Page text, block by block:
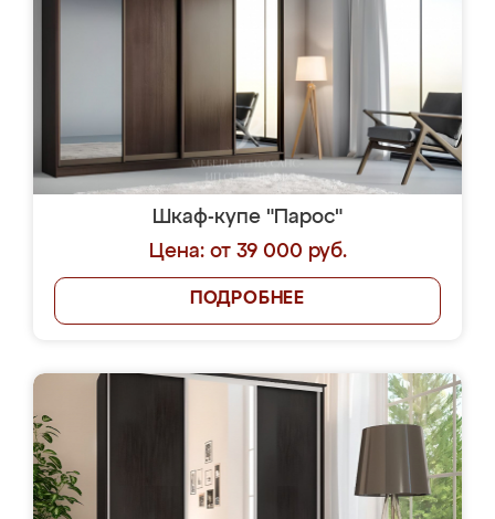
Шкаф-купе "Парос"
Цена: от 39 000 руб.
ПОДРОБНЕЕ